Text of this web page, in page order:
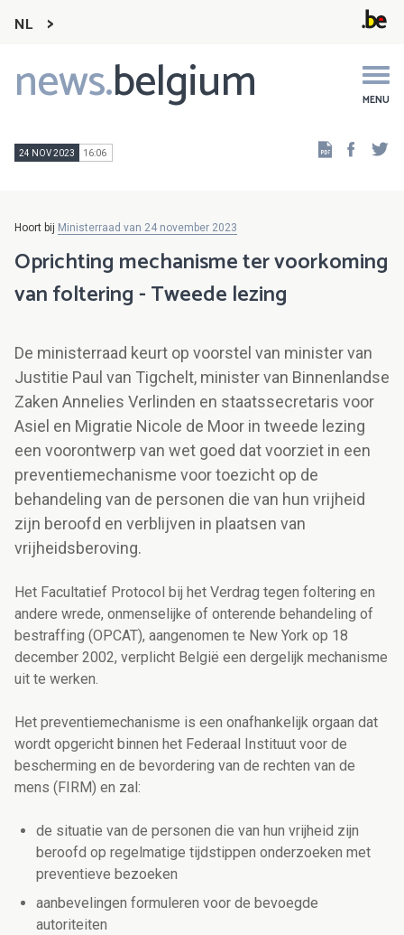
NL
news.belgium MENU
Main
navigation
24 NOV 2023 16:06
Hoort bij Ministerraad van 24 november 2023
Oprichting mechanisme ter voorkoming
van foltering - Tweede lezing
De ministerraad keurt op voorstel van minister van
Justitie Paul van Tigchelt, minister van Binnenlandse
Zaken Annelies Verlinden en staatssecretaris voor
Asiel en Migratie Nicole de Moor in tweede lezing
een voorontwerp van wet goed dat voorziet in een
preventiemechanisme voor toezicht op de
behandeling van de personen die van hun vrijheid
zijn beroofd en verblijven in plaatsen van
vrijheidsberoving.
Het Facultatief Protocol bij het Verdrag tegen foltering en
andere wrede, onmenselijke of onterende behandeling of
bestraffing (OPCAT), aangenomen te New York op 18
december 2002, verplicht België een dergelijk mechanisme
uit te werken.
Het preventiemechanisme is een onafhankelijk orgaan dat
wordt opgericht binnen het Federaal Instituut voor de
bescherming en de bevordering van de rechten van de
mens (FIRM) en zal:
de situatie van de personen die van hun vrijheid zijn
beroofd op regelmatige tijdstippen onderzoeken met
preventieve bezoeken
aanbevelingen formuleren voor de bevoegde
autoriteiten